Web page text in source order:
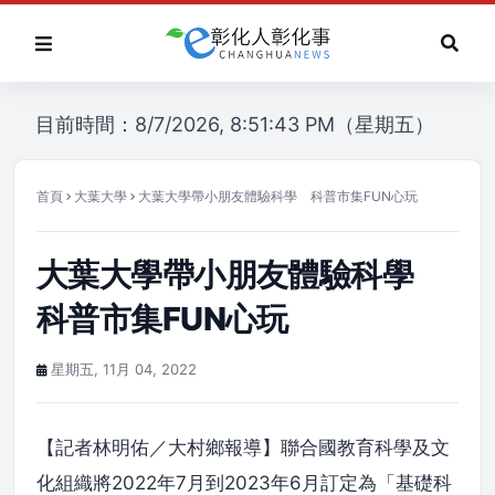
目前時間：8/7/2026, 8:51:43 PM（星期五）
首頁 大葉大學 大葉大學帶小朋友體驗科學 科普市集FUN心玩
大葉大學帶小朋友體驗科學
科普市集FUN心玩
星期五, 11月 04, 2022
【記者林明佑／大村鄉報導】聯合國教育科學及文
化組織將2022年7月到2023年6月訂定為「基礎科